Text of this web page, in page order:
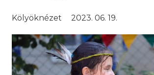
Kölyöknézet 2023. 06. 19.